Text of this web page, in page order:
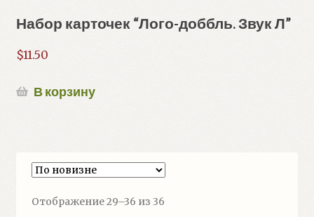
Набор карточек “Лого-доббль. Звук Л”
$11.50
В корзину
Отображение 29–36 из 36